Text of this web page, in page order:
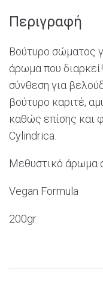
Περιγραφή
Βούτυρο σώματος
άρωμα που
σύνθεση για
βούτυρο καριτέ,
καθώς επίσης και
Cylindrica.
Mεθυστικό άρωμα
Vegan Formula
200gr